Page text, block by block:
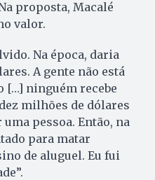
proposta, Macalé
valor.
Na época, daria
A gente não está
[…] ninguém recebe
milhões de dólares
pessoa. Então, na
para matar
de aluguel. Eu fui